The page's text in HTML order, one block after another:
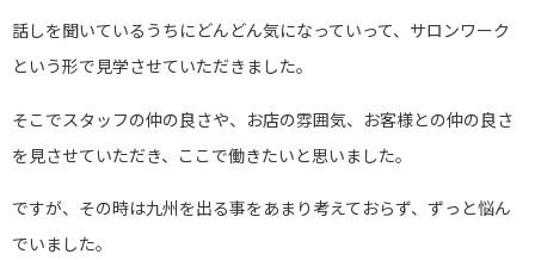
話しを聞いているうちにどんどん気になっていって、サロンワーク
という形で見学させていただきました。
そこでスタッフの仲の良さや、お店の雰囲気、お客様との仲の良さ
を見させていただき、ここで働きたいと思いました。
ですが、その時は九州を出る事をあまり考えておらず、ずっと悩ん
でいました。